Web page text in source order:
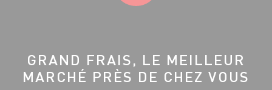
GRAND FRAIS, LE MEILLEUR
MARCHÉ PRÈS DE CHEZ VOUS